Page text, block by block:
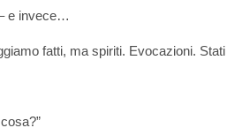
e invece…
fatti, ma spiriti. Evocazioni.